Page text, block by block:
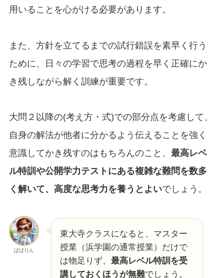
用いることを心がける必要があります。
また、方針を立てるまでの試行錯誤を素早く行う
ために、日々の学習で思考の過程を早く正確にか
き残しながら解く訓練が重要です。
大問２以降の(考え方・式)での部分点を考慮して、
自身の解法が他者に分かるよう伝えることを強く
意識してかき残すのはもちろんのこと、 最高レベ
ル特訓や公開学力テストにある複雑な難問を数多
く解いて、高度な思考力を養うとよいでしょう。
ぱぱりん
東大寺クラスになると、マスター
授業（浜学園の通常授業）だけで
は物足りず、 最高レベル特訓を受
講しておくほうが無難でしょう。